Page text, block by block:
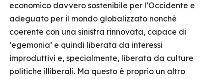
economico davvero sostenibile per l’Occidente e
adeguato per il mondo globalizzato nonchè
coerente con una sinistra rinnovata, capace di
‘egemonia’ e quindi liberata da interessi
improduttivi e, specialmente, liberata da culture
politiche illiberali. Ma questo è proprio un altro